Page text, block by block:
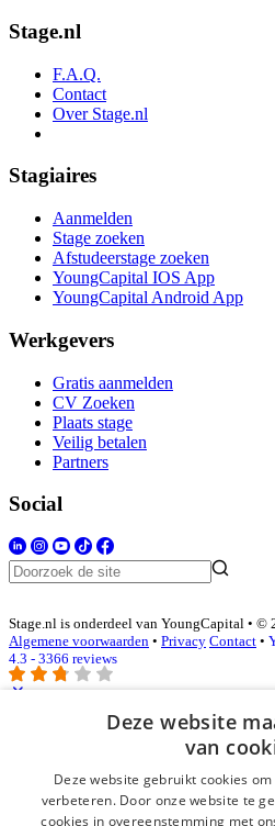
Stage.nl
F.A.Q.
Contact
Over Stage.nl
Stagiaires
Aanmelden
Stage zoeken
Afstudeerstage zoeken
YoungCapital IOS App
YoungCapital Android App
Werkgevers
Gratis aanmelden
CV Zoeken
Plaats stage
Veilig betalen
Partners
Social
Stage.nl is onderdeel van YoungCapital • ©
Algemene voorwaarden • Privacy Contact •
4.3 - 3366 reviews
Inloggen als bedrijf
E-mail*
Wachtwoord
Deze website
van
Deze website gebruikt cookies
verbeteren. Door onze website te
cookies in overeenstemming met